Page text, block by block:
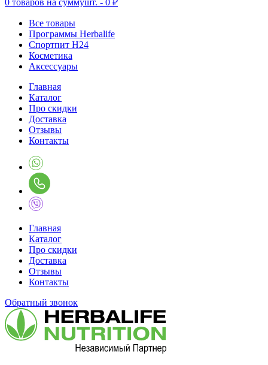
0 товаров на суммушт. - 0 ₽
Все товары
Программы Herbalife
Спортпит H24
Косметика
Аксессуары
Главная
Каталог
Про скидки
Доставка
Отзывы
Контакты
Главная
Каталог
Про скидки
Доставка
Отзывы
Контакты
Обратный звонок